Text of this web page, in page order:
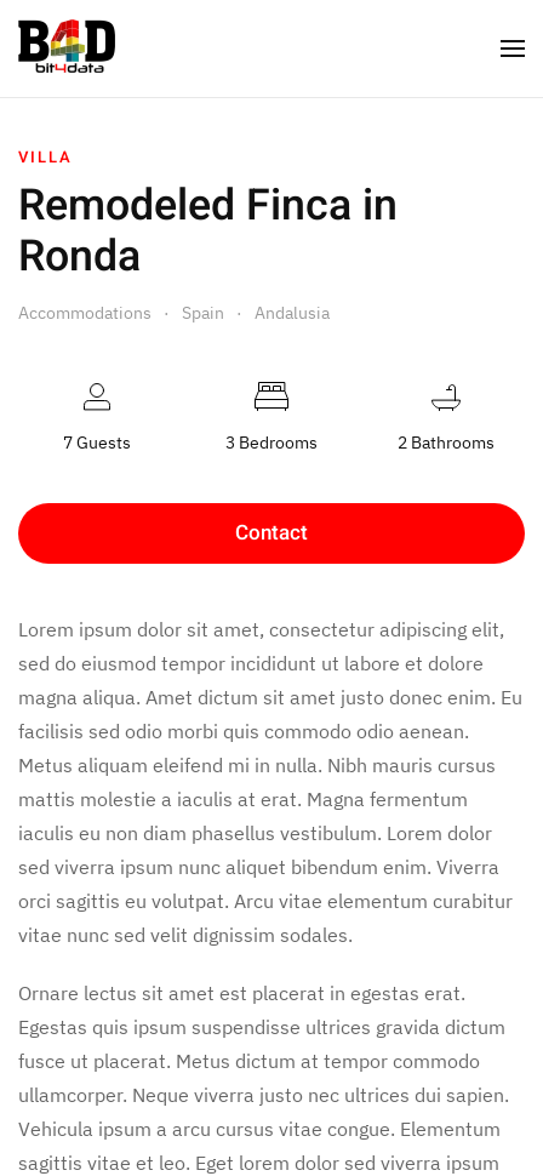
VILLA
Remodeled Finca in
Ronda
Accommodations Spain Andalusia
7 Guests 3 Bedrooms 2 Bathrooms
Contact
Lorem ipsum dolor sit amet, consectetur adipiscing elit,
sed do eiusmod tempor incididunt ut labore et dolore
magna aliqua. Amet dictum sit amet justo donec enim. Eu
facilisis sed odio morbi quis commodo odio aenean.
Metus aliquam eleifend mi in nulla. Nibh mauris cursus
mattis molestie a iaculis at erat. Magna fermentum
iaculis eu non diam phasellus vestibulum. Lorem dolor
sed viverra ipsum nunc aliquet bibendum enim. Viverra
orci sagittis eu volutpat. Arcu vitae elementum curabitur
vitae nunc sed velit dignissim sodales.
Ornare lectus sit amet est placerat in egestas erat.
Egestas quis ipsum suspendisse ultrices gravida dictum
fusce ut placerat. Metus dictum at tempor commodo
ullamcorper. Neque viverra justo nec ultrices dui sapien.
Vehicula ipsum a arcu cursus vitae congue. Elementum
sagittis vitae et leo. Eget lorem dolor sed viverra ipsum